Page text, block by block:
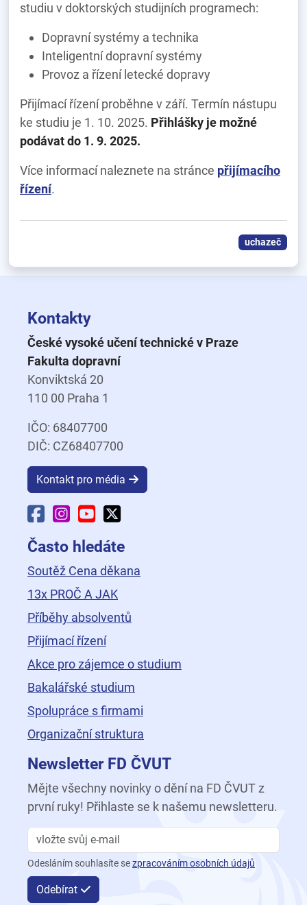
studiu v doktorských studijních programech:
Dopravní systémy a technika
Inteligentní dopravní systémy
Provoz a řízení letecké dopravy
Přijímací řízení proběhne v září. Termín nástupu
ke studiu je 1. 10. 2025. Přihlášky je možné
podávat do 1. 9. 2025.
Více informací naleznete na stránce přijímacího
řízení.
uchazeč
Kontakty
České vysoké učení technické v Praze
Fakulta dopravní
Konviktská 20
110 00 Praha 1
IČO: 68407700
DIČ: CZ68407700
Kontakt pro média
Facebook Fakulty dopravní
Instagram Fakulty dopravní
YouTube Fakulty dopravní
Často hledáte
Soutěž Cena děkana
13x PROČ A JAK
Příběhy absolventů
Přijímací řízení
Akce pro zájemce o studium
Bakalářské studium
Spolupráce s firmami
Organizační struktura
Newsletter FD ČVUT
Mějte všechny novinky o dění na FD ČVUT z
první ruky! Přihlaste se k našemu newsletteru.
Odesláním souhlasíte sezpracováním osobních údajů
Odebírat